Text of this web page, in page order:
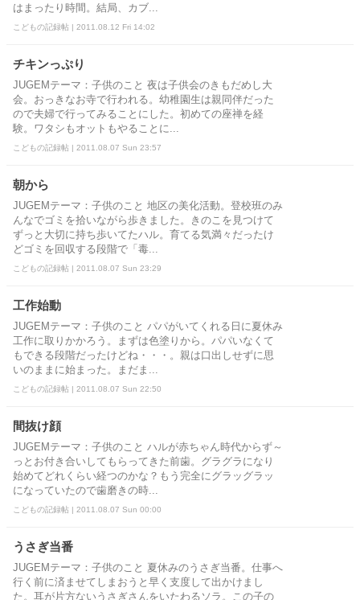
はまったり時間。結局、カブ...
こどもの記録帖 | 2011.08.12 Fri 14:02
チキンっぷり
JUGEMテーマ：子供のこと 夜は子供会のきもだめし大
会。おっきなお寺で行われる。幼稚園生は親同伴だった
ので夫婦で行ってみることにした。初めての座禅を経
験。ワタシもオットもやることに...
こどもの記録帖 | 2011.08.07 Sun 23:57
朝から
JUGEMテーマ：子供のこと 地区の美化活動。登校班のみ
んなでゴミを拾いながら歩きました。きのこを見つけて
ずっと大切に持ち歩いてたハル。育てる気満々だったけ
どゴミを回収する段階で「毒...
こどもの記録帖 | 2011.08.07 Sun 23:29
工作始動
JUGEMテーマ：子供のこと パパがいてくれる日に夏休み
工作に取りかかろう。まずは色塗りから。パパいなくて
もできる段階だったけどね・・・。親は口出しせずに思
いのままに始まった。まだま...
こどもの記録帖 | 2011.08.07 Sun 22:50
間抜け顔
JUGEMテーマ：子供のこと ハルが赤ちゃん時代からず～
っとお付き合いしてもらってきた前歯。グラグラになり
始めてどれくらい経つのかな？もう完全にグラッグラッ
になっていたので歯磨きの時...
こどもの記録帖 | 2011.08.07 Sun 00:00
うさぎ当番
JUGEMテーマ：子供のこと 夏休みのうさぎ当番。仕事へ
行く前に済ませてしまおうと早く支度して出かけまし
た。耳が片方ないうさぎさんをいたわるソラ。この子の